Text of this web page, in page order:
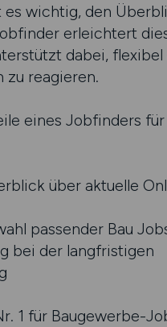
wichtig, den
erleichtert
dabei, flexibel
zu reagieren.
eines Jobfinders für
über aktuelle
passender Bau
bei der langfristigen
1 für Baugewerbe-